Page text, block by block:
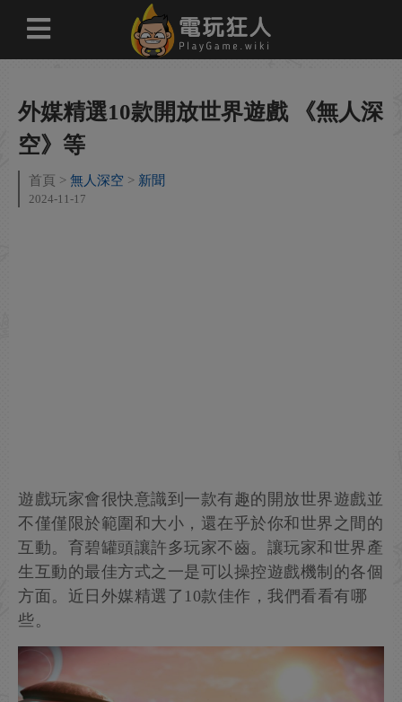
外媒精選10款開放世界遊戲 《無人深
空》等
首頁 無人深空 新聞
2024-11-17
遊戲玩家會很快意識到一款有趣的開放世界遊戲並
不僅僅限於範圍和大小，還在乎於你和世界之間的
互動。育碧罐頭讓許多玩家不齒。讓玩家和世界產
生互動的最佳方式之一是可以操控遊戲機制的各個
方面。近日外媒精選了10款佳作，我們看看有哪
些。